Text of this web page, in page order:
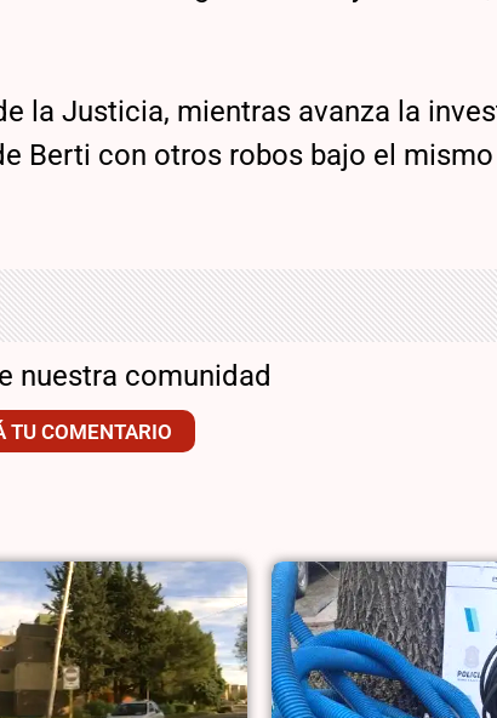
la Justicia, mientras avanza la
Berti con otros robos bajo el
nuestra comunidad
TU COMENTARIO